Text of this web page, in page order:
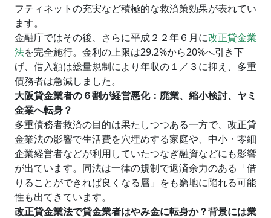
フティネットの充実など積極的な救済策効果が表れてい
ます。
金融庁ではその後、さらに平成２２年６月に改正貸金業
法を完全施行。金利の上限は29.2%から20%へ引き下
げ、借入額は総量規制により年収の１／３に抑え、多重
債務者は急減しました。
大阪貸金業者の６割が経営悪化：廃業、縮小検討、ヤミ
金業へ転身？
多重債務者救済の目的は果たしつつある一方で、改正貸
金業法の影響で生活費を穴埋めする家庭や、中小・零細
企業経営者などが利用していたつなぎ融資などにも影響
が出ています。同法は一律の規制で返済余力のある「借
りることができれば良くなる層」をも窮地に陥れる可能
性も出てきています。
改正貸金業法で貸金業者はやみ金に転身か？背景には業